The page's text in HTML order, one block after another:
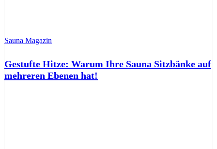
Sauna Magazin
Gestufte Hitze: Warum Ihre Sauna Sitzbänke auf
mehreren Ebenen hat!